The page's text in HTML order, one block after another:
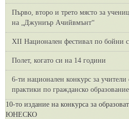
Първо, второ и трето място за
на „Джуниър Ачийвмънт“
XII Национален фестивал по бойни
Полет, когато си на 14 години
6-ти национален конкурс за учители
практики по гражданско образование
10-то издание на конкурса за
ЮНЕСКО